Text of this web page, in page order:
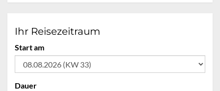
Ihr Reisezeitraum
Start am
Dauer